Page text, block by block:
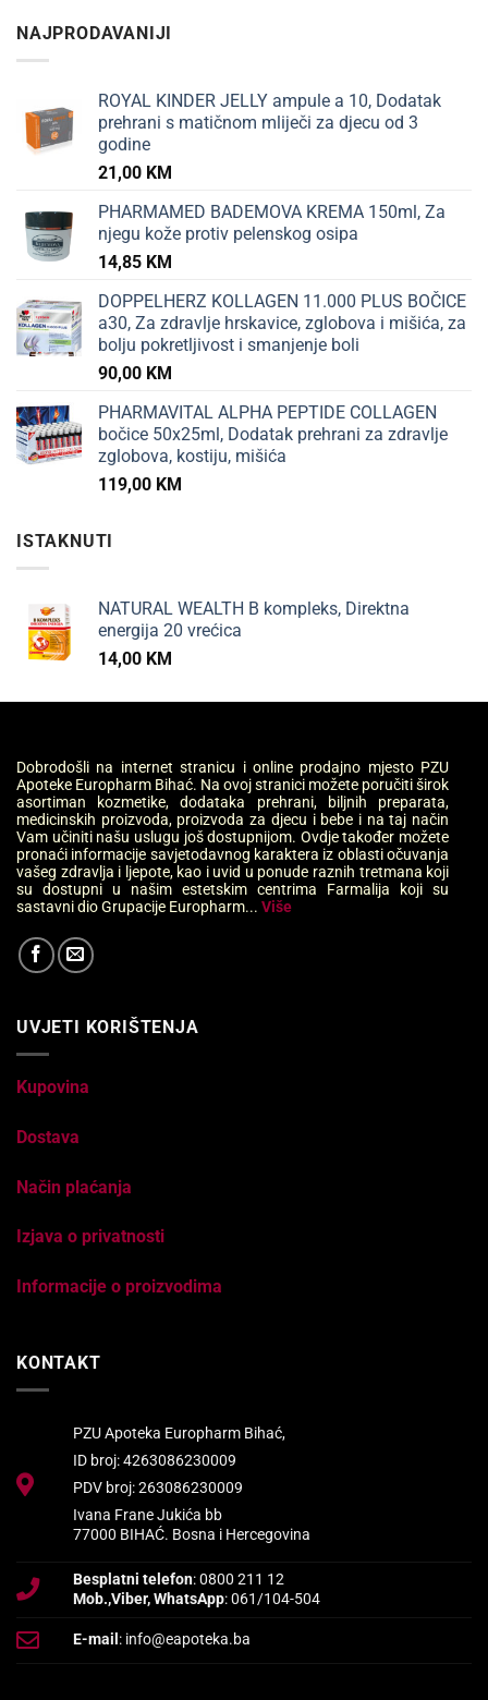
NAJPRODAVANIJI
ROYAL KINDER JELLY ampule a 10, Dodatak
prehrani s matičnom mliječi za djecu od 3
godine
21,00 KM
PHARMAMED BADEMOVA KREMA 150ml, Za
njegu kože protiv pelenskog osipa
14,85 KM
DOPPELHERZ KOLLAGEN 11.000 PLUS BOČICE
a30, Za zdravlje hrskavice, zglobova i mišića, za
bolju pokretljivost i smanjenje boli
90,00 KM
PHARMAVITAL ALPHA PEPTIDE COLLAGEN
bočice 50x25ml, Dodatak prehrani za zdravlje
zglobova, kostiju, mišića
119,00 KM
ISTAKNUTI
NATURAL WEALTH B kompleks, Direktna
energija 20 vrećica
14,00 KM
Dobrodošli na internet stranicu i online prodajno mjesto PZU
Apoteke Europharm Bihać. Na ovoj stranici možete poručiti širok
asortiman kozmetike, dodataka prehrani, biljnih preparata,
medicinskih proizvoda, proizvoda za djecu i bebe i na taj način
Vam učiniti našu uslugu još dostupnijom. Ovdje također možete
pronaći informacije savjetodavnog karaktera iz oblasti očuvanja
vašeg zdravlja i ljepote, kao i uvid u ponude raznih tretmana koji
su dostupni u našim estetskim centrima Farmalija koji su
sastavni dio Grupacije Europharm... Više
UVJETI KORIŠTENJA
Kupovina
Dostava
Način plaćanja
Izjava o privatnosti
Informacije o proizvodima
KONTAKT
PZU Apoteka Europharm Bihać,
ID broj: 4263086230009
PDV broj: 263086230009
Ivana Frane Jukića bb
77000 BIHAĆ. Bosna i Hercegovina
Besplatni telefon: 0800 211 12
Mob.,Viber, WhatsApp: 061/104-504
E-mail : info@eapoteka.ba